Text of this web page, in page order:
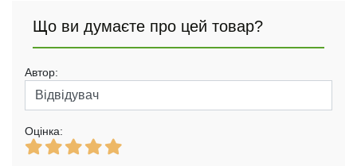
Що ви думаєте про цей товар?
Автор:
Оцінка: